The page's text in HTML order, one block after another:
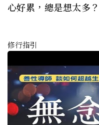
心好累，總是想太多
修行指引